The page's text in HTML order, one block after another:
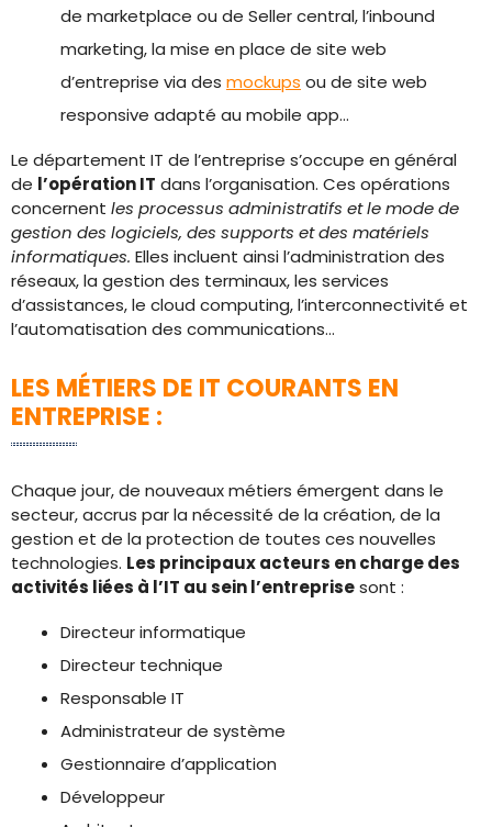
de marketplace ou de Seller central, l’inbound
marketing, la mise en place de site web
d’entreprise via des mockups ou de site web
responsive adapté au mobile app…
Le département IT de l’entreprise s’occupe en général
de l’opération IT dans l’organisation. Ces opérations
concernent les processus administratifs et le mode de
gestion des logiciels, des supports et des matériels
informatiques. Elles incluent ainsi l’administration des
réseaux, la gestion des terminaux, les services
d’assistances, le cloud computing, l’interconnectivité et
l’automatisation des communications…
LES MÉTIERS DE IT COURANTS EN
ENTREPRISE :
Chaque jour, de nouveaux métiers émergent dans le
secteur, accrus par la nécessité de la création, de la
gestion et de la protection de toutes ces nouvelles
technologies. Les principaux acteurs en charge des
activités liées à l’IT au sein l’entreprisesont :
Directeur informatique
Directeur technique
Responsable IT
Administrateur de système
Gestionnaire d’application
Développeur